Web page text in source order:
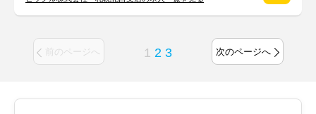
前のページへ 1 2 3 次のページへ